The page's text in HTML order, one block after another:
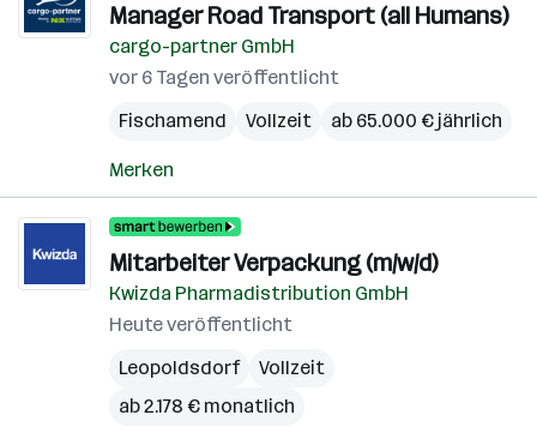
Manager Road Transport (all Humans)
cargo-partner GmbH
vor 6 Tagen veröffentlicht
Fischamend
Vollzeit ab 65.000 € jährlich
Merken
Mitarbeiter Verpackung (m/w/d)
Kwizda Pharmadistribution GmbH
Heute veröffentlicht
Leopoldsdorf
Vollzeit
ab 2.178 € monatlich